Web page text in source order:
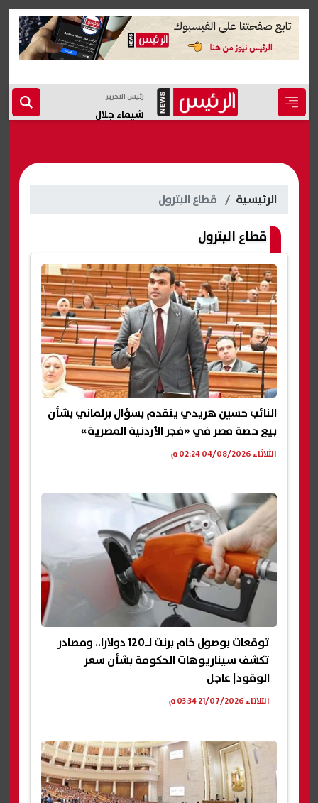
رئيس التحرير
شيماء جلال
الرئيسية قطاع البترول
قطاع البترول
النائب حسين هريدي يتقدم بسؤال برلماني بشأن
بيع حصة مصر في «فجر الأردنية المصرية»
الثلاثاء 04/08/2026 02:24 م
توقعات بوصول خام برنت لـ120 دولارا.. ومصادر
تكشف سيناريوهات الحكومة بشأن سعر
الوقود| عاجل
الثلاثاء 21/07/2026 03:34 م